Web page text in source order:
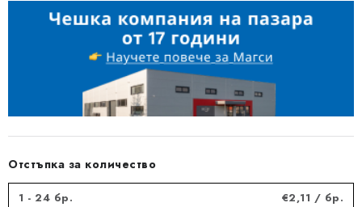
Отстъпка за количество
1 - 24 бр. €2,11 / бр.